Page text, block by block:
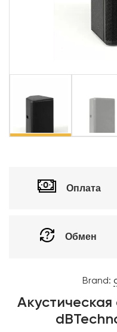
Оплата
Обмен
Brand: